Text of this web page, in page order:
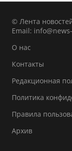
© Лента
Email:
О нас
Контакты
Редакционная
Политика
Правила
Архив